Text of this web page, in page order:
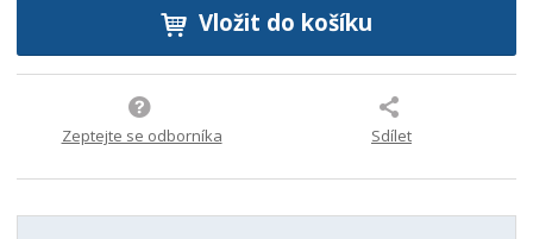
Vložit do košíku
Zeptejte se odborníka Sdílet